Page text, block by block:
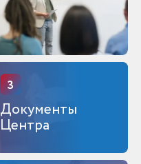
3
Документы
Центра